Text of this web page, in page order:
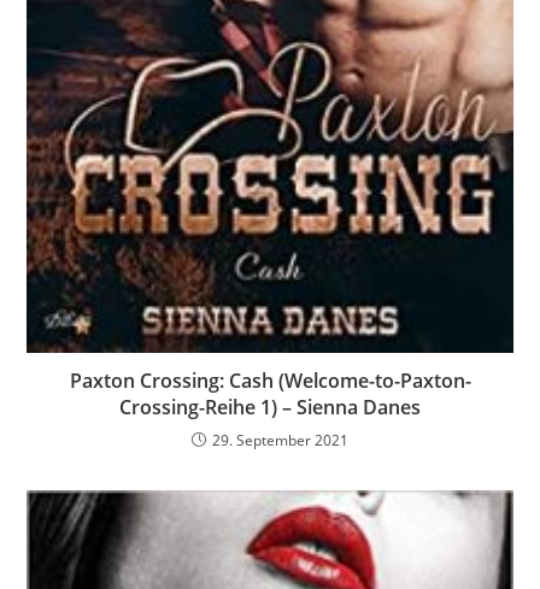
Paxton Crossing: Cash (Welcome-to-Paxton-
Crossing-Reihe 1) – Sienna Danes
29. September 2021